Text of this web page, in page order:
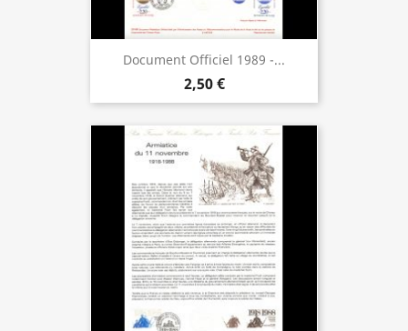
Document Officiel 1989 -...
2,50 €